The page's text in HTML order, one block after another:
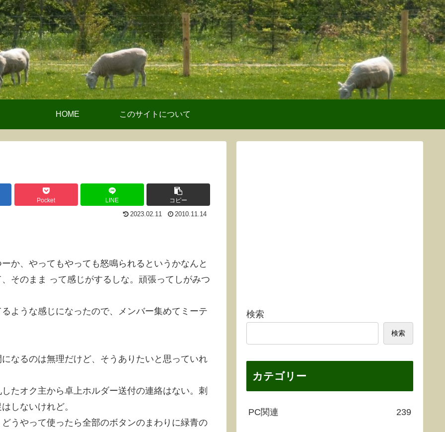
HOME このサイトについて
Pocket LINE コピー
2023.02.11 2010.11.14
、やってもやっても怒鳴られるというかなんと
そのまま って感じがするしな。頑張ってしがみつ
うな感じになったので、メンバー集めてミーテ
なるのは無理だけど、そうありたいと思っていれ
オク主から卓上ホルダー送付の連絡はない。刺
しないけれど。
うやって使ったら全部のボタンのまわりに緑青の
検索
検索
カテゴリー
PC関連 239